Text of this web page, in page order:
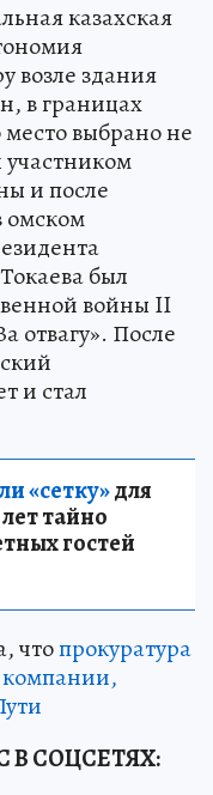
казахская
возле здания
в границах
выбрано не
участником
и после
омском
был
войны II
отвагу». После
и стал
«сетку»для
тайно
гостей
чтопрокуратура
компании,
СОЦСЕТЯХ: